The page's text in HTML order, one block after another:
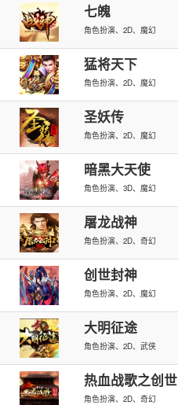
七魄
角色扮演、2D、魔幻
猛将天下
角色扮演、2D、魔幻
圣妖传
角色扮演、2D、魔幻
暗黑大天使
角色扮演、3D、魔幻
屠龙战神
角色扮演、2D、奇幻
创世封神
角色扮演、2D、魔幻
大明征途
角色扮演、2D、武侠
热血战歌之创世
角色扮演、2D、奇幻